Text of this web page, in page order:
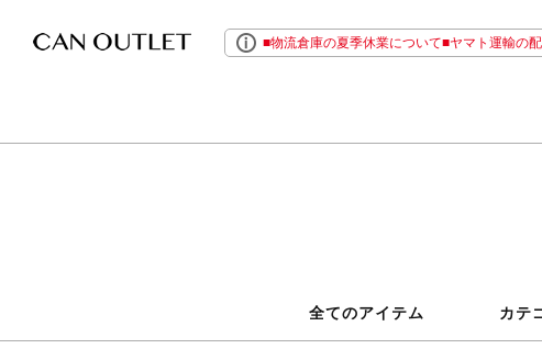
■物流倉庫の夏季休業について■ヤマト運輸の
全てのアイテム カテ